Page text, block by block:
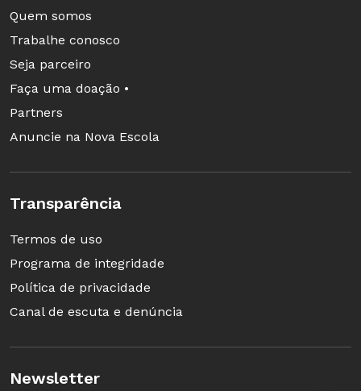
Quem somos
Trabalhe conosco
Seja parceiro
Faça uma doação •
Partners
Anuncie na Nova Escola
Transparência
Termos de uso
Programa de integridade
Política de privacidade
Canal de escuta e denúncia
Newsletter